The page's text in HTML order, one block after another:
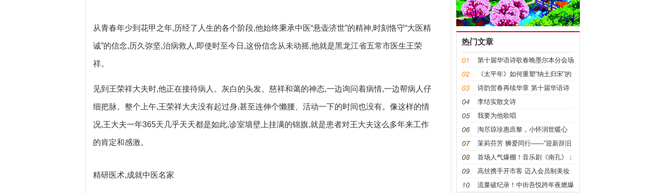
从青春年少到花甲之年,历经了人生的各个阶段,他始终秉承中医“悬壶济世”的精神,时刻恪守“大医精
诚”的信念,历久弥坚,治病救人,即使时至今日,这份信念从未动摇,他就是黑龙江省五常市医生王荣
祥。
见到王荣祥大夫时,他正在接待病人。灰白的头发、慈祥和蔼的神态,一边询问着病情,一边帮病人仔
细把脉。整个上午,王荣祥大夫没有起过身,甚至连伸个懒腰、活动一下的时间也没有。像这样的情
况,王大夫一年365天几乎天天都是如此,诊室墙壁上挂满的锦旗,就是患者对王大夫这么多年来工作
的肯定和感激。
精研医术,成就中医名家
热门文章
第十届华语诗歌春晚墨尔本分会场
《太平年》如何重塑“纳土归宋”的
叙事逻辑？
诗韵贺春再续华章 第十届华语诗
歌春晚 墨尔本分会场隆
李结实散文诗
我要为他歌唱
淘尽琼珍惠庶黎，小怀润世暖心
扉，福泽桑榆添华彩，引
茉莉芬芳 狮爱同行——“迎新辞旧
心向阳光”残友公益
首场人气爆棚！音乐剧《南孔》：
庆元宵，共赴文化盛宴
高丝携手开市客 迈入会员制美妆
零售新征程
流量破纪录！中街吾悦跨年夜燃爆